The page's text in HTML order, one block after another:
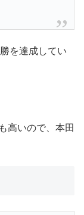
を達成してい
高いので、本田